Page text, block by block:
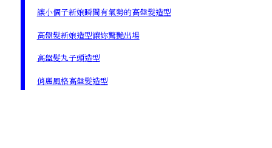
讓小個子新娘瞬間有氣勢的高盤髮造型
高盤髮新娘造型讓妳驚艷出場
高盤髮丸子頭造型
俏麗風格高盤髮造型